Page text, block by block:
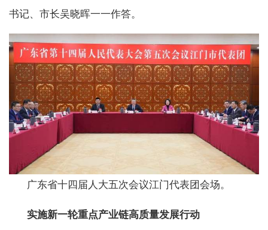
书记、市长吴晓晖一一作答。
广东省十四届人大五次会议江门代表团会场。
实施新一轮重点产业链高质量发展行动